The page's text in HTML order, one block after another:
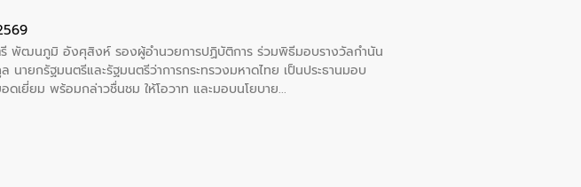
พัฒนภูมิ อังศุสิงห์ รองผู้อำนวยการปฏิบัติการ ร่วมพิธีมอบรางวัลกำนัน
ยกรัฐมนตรีและรัฐมนตรีว่าการกระทรวงมหาดไทย เป็นประธานมอบ
เยี่ยม พร้อมกล่าวชื่นชม ให้โอวาท และมอบนโยบาย